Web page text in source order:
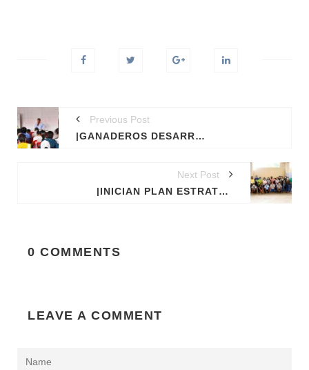
Previous Post
|GANADEROS DESARROLLAN BUENAS PRÁCTICAS EN MANEJO PECUARIO EN FUNDO SAN JORGE DE IÑAPARI.
Next Post
|INICIAN PLAN ESTRATÉGICO DE ACTIVIDADES DEL COREMYPE PARA EL AÑO 2021.
0 COMMENTS
LEAVE A COMMENT